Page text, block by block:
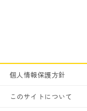
個人情報保護方針
このサイトについて